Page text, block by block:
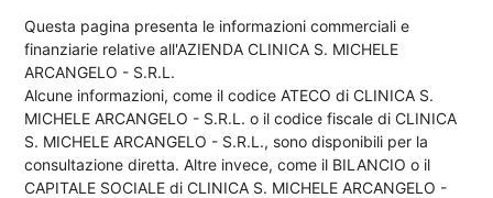
Questa pagina presenta le informazioni commerciali e
finanziarie relative all'AZIENDA CLINICA S. MICHELE
ARCANGELO - S.R.L.
Alcune informazioni, come il codice ATECO di CLINICA S.
MICHELE ARCANGELO - S.R.L. o il codice fiscale di CLINICA
S. MICHELE ARCANGELO - S.R.L., sono disponibili per la
consultazione diretta. Altre invece, come il BILANCIO o il
CAPITALE SOCIALE di CLINICA S. MICHELE ARCANGELO -